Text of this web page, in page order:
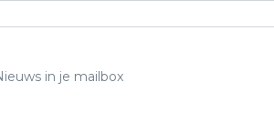
in je mailbox